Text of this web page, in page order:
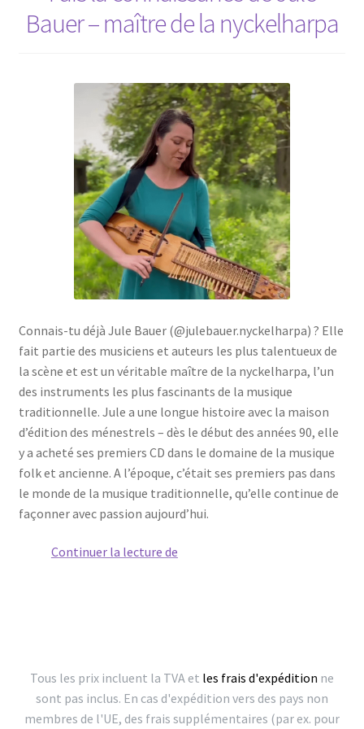
Bauer – maître de la nyckelharpa
Connais-tu déjà Jule Bauer (@julebauer.nyckelharpa) ? Elle
fait partie des musiciens et auteurs les plus talentueux de
la scène et est un véritable maître de la nyckelharpa, l’un
des instruments les plus fascinants de la musique
traditionnelle. Jule a une longue histoire avec la maison
d’édition des ménestrels – dès le début des années 90, elle
y a acheté ses premiers CD dans le domaine de la musique
folk et ancienne. A l’époque, c’était ses premiers pas dans
le monde de la musique traditionnelle, qu’elle continue de
façonner avec passion aujourd’hui.
Continuer la lecture deFais
–
maître
de
Tous les prix incluent la TVA et les frais d'expédition ne
sont pas inclus. En cas d'expédition vers des pays non
membres de l'UE, des frais supplémentaires (par ex. pour